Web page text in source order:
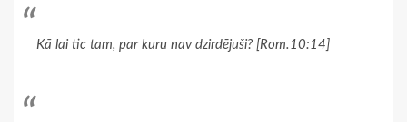
Kā lai tic tam, par kuru nav dzirdējuši? [Rom.10:14]